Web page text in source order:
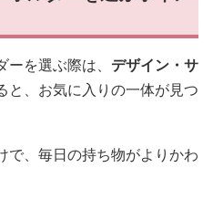
を選ぶ際は、 デザイン・サ
と、お気に入りの一体が見つ
で、毎日の持ち物がよりかわ